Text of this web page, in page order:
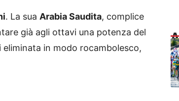
. La sua Arabia Saudita, complice
già agli ottavi una potenza del
in modo rocambolesco,